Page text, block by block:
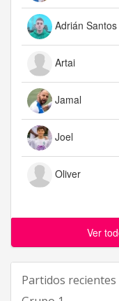
Adrián Santos
Artai
Jamal
Joel
Oliver
Ver
Partidos recientes